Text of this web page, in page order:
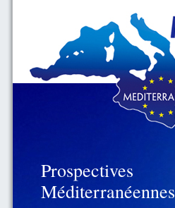
Prospectives
Méditerranéennes
Prospectives
Méditerranéennes